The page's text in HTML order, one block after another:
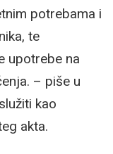
potrebama i
te
upotrebe na
– piše u
kao
akta.